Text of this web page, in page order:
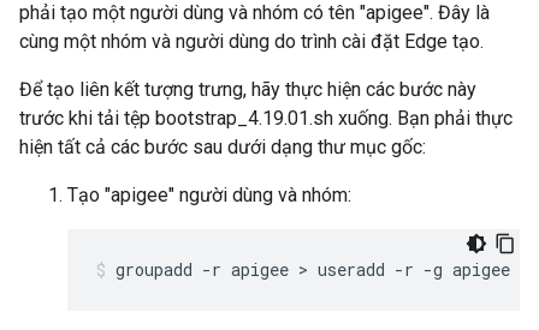
phải tạo một người dùng và nhóm có tên "apigee". Đây là
cùng một nhóm và người dùng do trình cài đặt Edge tạo.
Để tạo liên kết tượng trưng, hãy thực hiện các bước này
trước khi tải tệp bootstrap_4.19.01.sh xuống. Bạn phải thực
hiện tất cả các bước sau dưới dạng thư mục gốc:
Tạo "apigee" người dùng và nhóm:
groupadd -r apigee > useradd -r -g apigee